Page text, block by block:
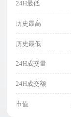
24H最低
历史最高
历史最低
24H成交量
24H成交额
市值